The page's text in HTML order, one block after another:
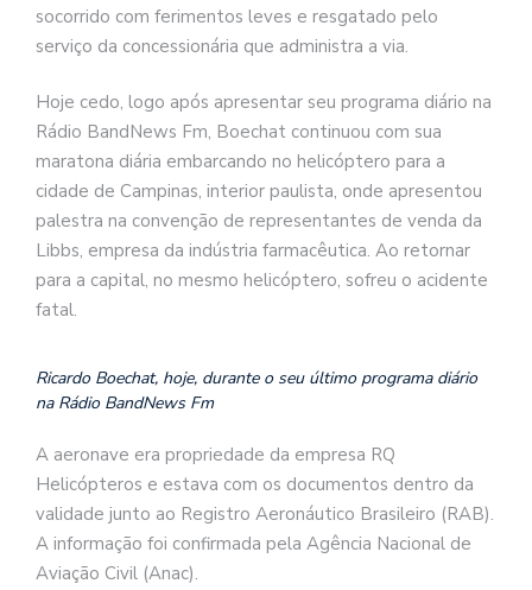
socorrido com ferimentos leves e resgatado pelo
serviço da concessionária que administra a via.
Hoje cedo, logo após apresentar seu programa diário na
Rádio BandNews Fm, Boechat continuou com sua
maratona diária embarcando no helicóptero para a
cidade de Campinas, interior paulista, onde apresentou
palestra na convenção de representantes de venda da
Libbs, empresa da indústria farmacêutica. Ao retornar
para a capital, no mesmo helicóptero, sofreu o acidente
fatal.
Ricardo Boechat, hoje, durante o seu último programa diário
na Rádio BandNews Fm
A aeronave era propriedade da empresa RQ
Helicópteros e estava com os documentos dentro da
validade junto ao Registro Aeronáutico Brasileiro (RAB).
A informação foi confirmada pela Agência Nacional de
Aviação Civil (Anac).